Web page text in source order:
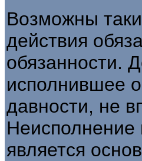
Возможны
действия
обязанности.
исполнившее
давности, не
Неисполнение
является